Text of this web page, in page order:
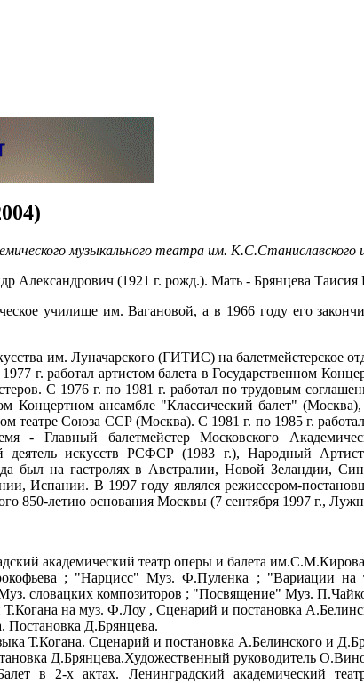
музыкального театра им.
Александрович (1921 г. рожд.). Мать - Брянцева Таисия
училище им. Вагановой, а в 1966 году его
им. Луначарского (ГИТИС) на балетмейстерское
г. работал артистом балета в Государственном
С 1976 г. по 1981 г. работал по трудовым
Концертном ансамбле "Классический балет"
Союза ССР (Москва). С 1981 г. по 1985 г.
Главный балетмейстер Московского
искусств РСФСР (1983 г.), Народный
был на гастролях в Австралии, Новой Зеландии,
Испании. В 1997 году являлся режиссером-
850-летию основания Москвы (7 сентября 1997 г.,
академический театр оперы и балета
; "Нарцисс" Муз. Ф.Пуленка ; "Вариации
словацких композиторов ; "Посвящение" Муз.
на муз. Ф.Лоу , Сценарий и постановка
Д.Брянцева.
Т.Когана. Сценарий и постановка А.Белинского и
Д.Брянцева.Художественный руководитель
в 2-х актах. Ленинградский академический